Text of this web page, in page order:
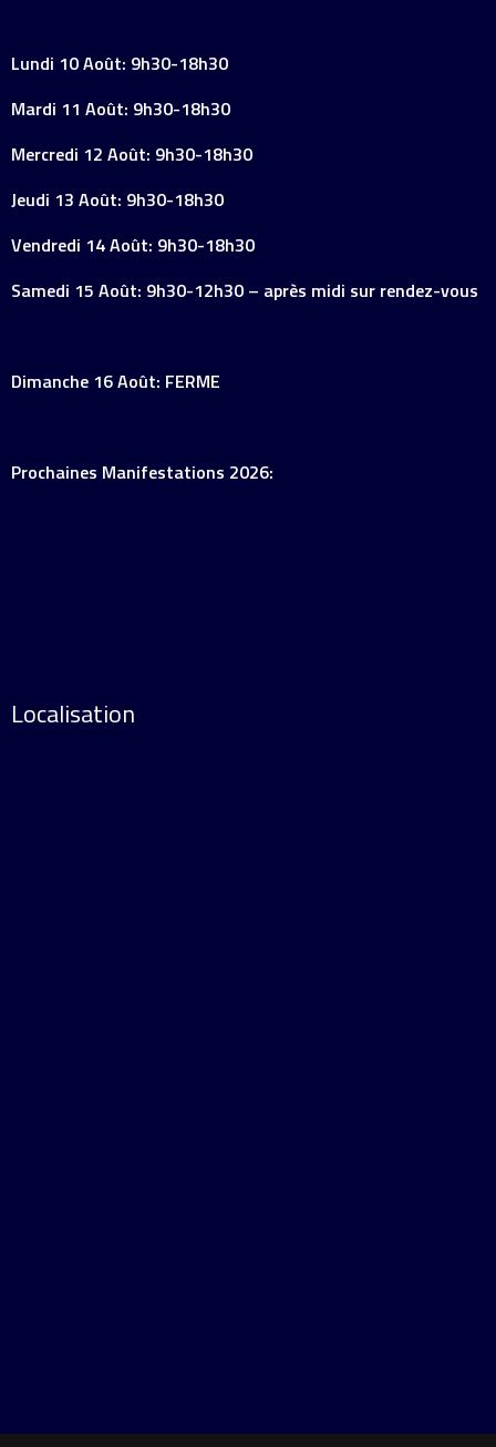
Lundi 10 Août: 9h30-18h30
Mardi 11 Août: 9h30-18h30
Mercredi 12 Août: 9h30-18h30
Jeudi 13 Août: 9h30-18h30
Vendredi 14 Août: 9h30-18h30
Samedi 15 Août: 9h30-12h30 – après midi sur rendez-vous
Dimanche 16 Août: FERME
Prochaines Manifestations 2026:
Localisation